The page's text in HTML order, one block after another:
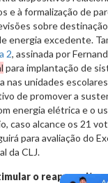
e à formalização de
sobre
energia excedente.
2, assinada por
para implantação de
nas unidades
de promover a
energia elétrica e o
caso alcance os 21
para avaliação do
da CLJ.
o